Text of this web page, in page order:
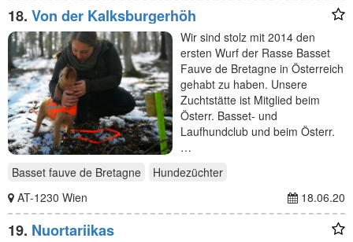
18. Von der Kalksburgerhöh
Wir sind stolz mit 2014 den
ersten Wurf der Rasse Basset
Fauve de Bretagne in Österreich
gehabt zu haben. Unsere
Zuchtstätte ist Mitglied beim
Österr. Basset- und
Laufhundclub und beim Österr.
…
Basset fauve de Bretagne
Hundezüchter
AT-1230 Wien
18.06.20
19. Nuortariikas